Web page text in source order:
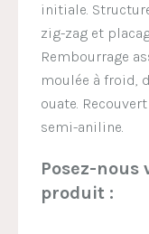
initiale.
zig-zag et
Rembourrage
moulée à froid,
ouate.
semi-aniline.
Posez-nous
produit :